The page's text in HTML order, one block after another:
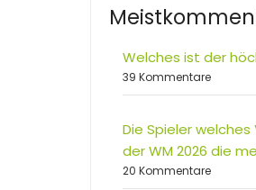
Welches ist der
39 Kommentare
Die Spieler
der WM 2026 die
20 Kommentare